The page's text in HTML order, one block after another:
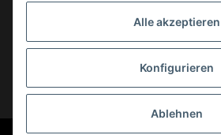
Alle akzeptieren
Konfigurieren
Ablehnen
Vertrag widerrufen